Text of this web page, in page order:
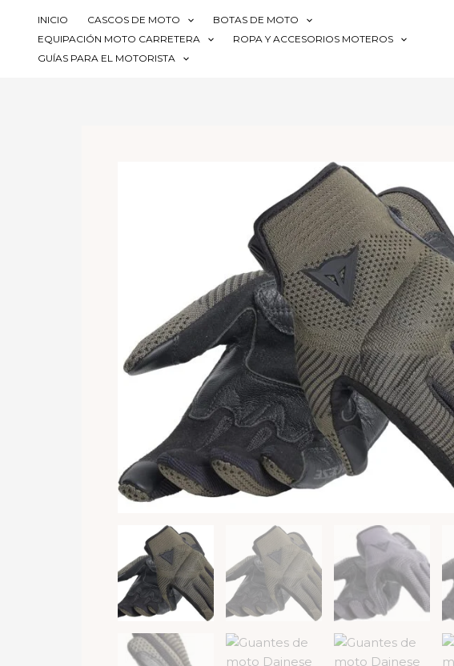
contenido
INICIO CASCOS DE MOTO
BOTAS DE MOTO
EQUIPACIÓN MOTO CARRETERA
ROPA Y ACCESORIOS MOTEROS
GUÍAS PARA EL MOTORISTA